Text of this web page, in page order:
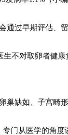
通过早期评估、
不对取卵者健
巢缺如、子宫畸
门从医学的角度